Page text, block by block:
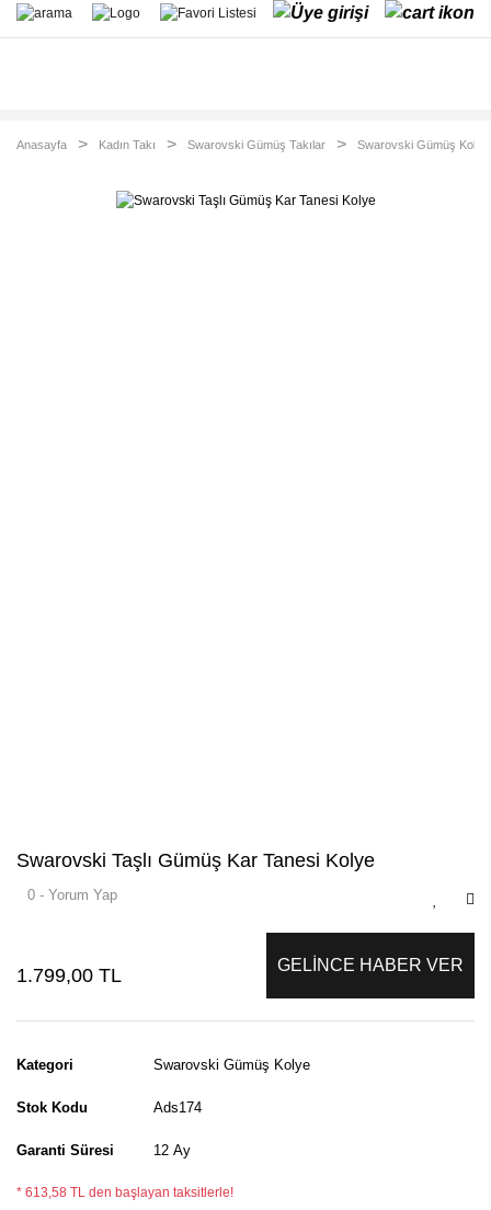
Anasayfa Kadın Takı Swarovski Gümüş Takılar Swarovski Gümüş Kolye
Swarovski Taşlı Gümüş Kar Tanesi Kolye
0 - Yorum Yap
1.799,00 TL GELİNCE HABER VER
Kategori Swarovski Gümüş Kolye
Stok Kodu Ads174
Garanti Süresi 12 Ay
* 613,58 TL den başlayan taksitlerle!